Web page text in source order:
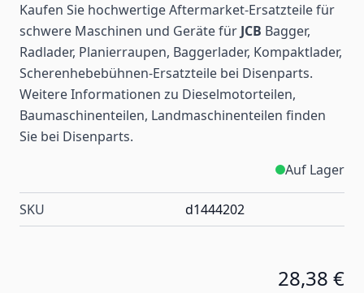
Kaufen Sie hochwertige Aftermarket-Ersatzteile für
schwere Maschinen und Geräte für JCB Bagger,
Radlader, Planierraupen, Baggerlader, Kompaktlader,
Scherenhebebühnen-Ersatzteile bei Disenparts.
Weitere Informationen zu Dieselmotorteilen,
Baumaschinenteilen, Landmaschinenteilen finden
Sie bei Disenparts.
Auf Lager
SKU d1444202
28,38 €